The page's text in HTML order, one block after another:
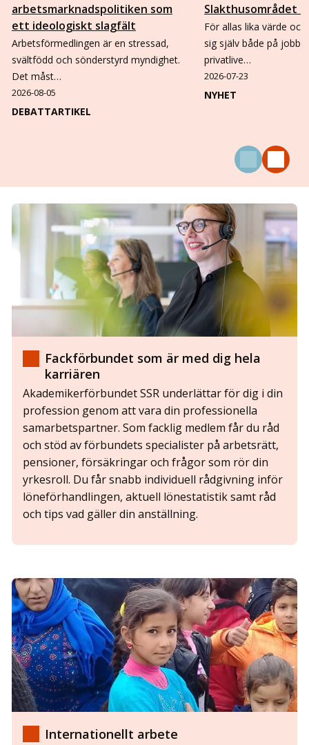
arbetsmarknadspolitiken som
ett ideologiskt slagfält
Arbetsförmedlingen är en stressad,
svältfödd och sönderstyrd myndighet.
Det måst…
2026-08-05
DEBATTARTIKEL
Slakthusområdet i
För allas lika värde
sig själv både på
privatlive…
2026-07-23
NYHET
Fackförbundet som är med dig hela
karriären
Akademikerförbundet SSR underlättar för dig i din
profession genom att vara din professionella
samarbetspartner. Som facklig medlem får du råd
och stöd av förbundets specialister på arbetsrätt,
pensioner, försäkringar och frågor som rör din
yrkesroll. Du får snabb individuell rådgivning inför
löneförhandlingen, aktuell lönestatistik samt råd
och tips vad gäller din anställning.
Internationellt arbete